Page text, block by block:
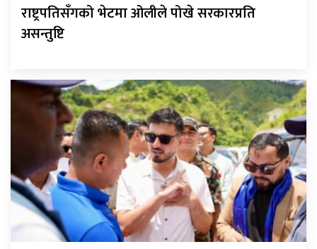
राष्ट्रपतिसँगको भेटमा ओलीले पोखे सरकारप्रति
असन्तुष्टि